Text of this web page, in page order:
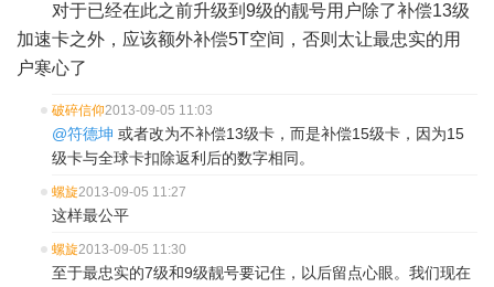
对于已经在此之前升级到9级的靓号用户除了补偿13级
加速卡之外，应该额外补偿5T空间，否则太让最忠实的用
户寒心了
破碎信仰2013-09-05 11:03
@符德坤 或者改为不补偿13级卡，而是补偿15级卡，因为15
级卡与全球卡扣除返利后的数字相同。
螺旋2013-09-05 11:27
这样最公平
螺旋2013-09-05 11:30
至于最忠实的7级和9级靓号要记住，以后留点心眼。我们现在